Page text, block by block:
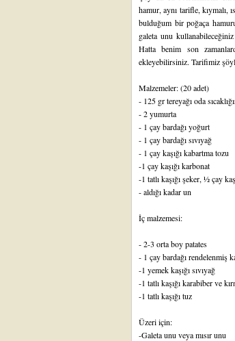
hamur, aynı tarifle, kıymalı,
bulduğum bir poğaça
galeta unu
Hatta benim son
ekleyebilirsiniz. Tarifimiz
Malzemeler: (20 adet)
- 125 gr tereyağı oda
- 2 yumurta
- 1 çay bardağı yoğurt
- 1 çay bardağı sıvıyağ
- 1 çay kaşığı kabartma tozu
-1 çay kaşığı karbonat
-1 tatlı kaşığı şeker, ½ çay
- aldığı kadar un
İç malzemesi:
- 2-3 orta boy patates
- 1 çay bardağı rendelenmiş
-1 yemek kaşığı sıvıyağ
-1 tatlı kaşığı karabiber ve
-1 tatlı kaşığı tuz
Üzeri için:
-Galeta unu veya mısır unu